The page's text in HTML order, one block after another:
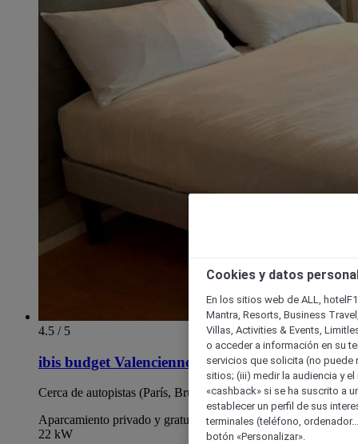
4.5 / 5
ibis budget Valenciennes Petite Forêt
Cerca de autopistas (París, Bruselas, Lille)
Aparcamiento privado y gratuito con terminales de carga de
22 kW
Cookies y datos
En los sitios web de ALL,
Mantra, Resorts, Business
Villas, Activities & Events,
o acceder a información en su
servicios que solicita (no puede
sitios; (iii) medir la audiencia y
«cashback» si se ha suscrito a
establecer un perfil de sus
terminales (teléfono,
botón «Personalizar».